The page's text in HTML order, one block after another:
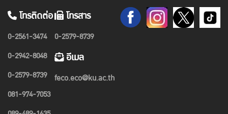
โทรติดต่อ
0-2561-3474
0-2942-8048
0-2579-8739
081-974-7053
โทรสาร
0-2579-8739
อีเมล
feco.eco@ku.ac.th